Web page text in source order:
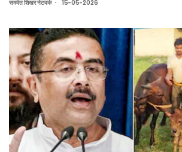
समवेत शिखर नेटवर्क 15-05-2026